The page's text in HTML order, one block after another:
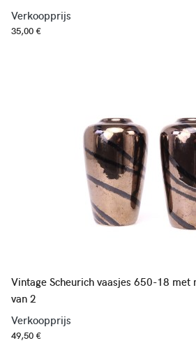
Verkoopprijs
35,00 €
Vintage Scheurich vaasjes 650-18 met
van 2
Verkoopprijs
49,50 €